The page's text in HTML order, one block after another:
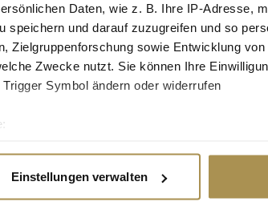
Daten, wie z. B. Ihre IP-Adresse,
und darauf zuzugreifen und so
Zielgruppenforschung sowie Entwicklung
Zwecke nutzt. Sie können Ihre
Symbol ändern oder widerrufen
Daten verarbeitet werden, und legen Sie
Einstellungen verwalten
es für die Young Professional
darüber gibt, welche
30 Kilometern Höhe
zeigt den schadlosen Sturz
der Raumfahrtbehörde
Wie t3n berichtetn , wollte